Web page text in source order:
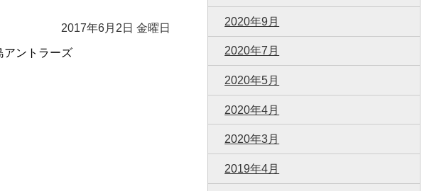
2017年6月2日 金曜日
アントラーズ
2020年9月
2020年7月
2020年5月
2020年4月
2020年3月
2019年4月